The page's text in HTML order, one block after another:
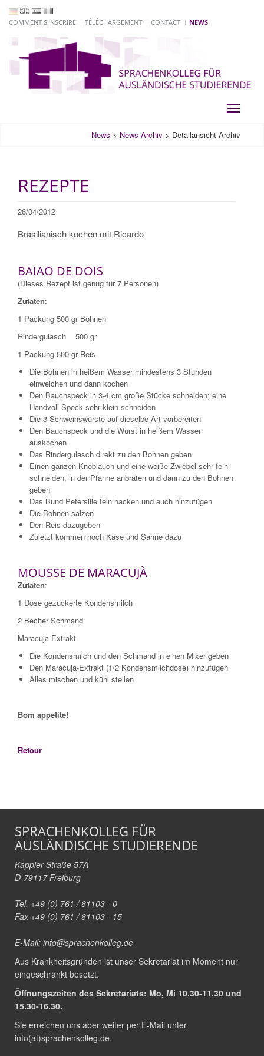
COMMENT S'INSCRIRE TÉLÉCHARGEMENT CONTACT NEWS
Toggle
News > News-Archiv > Detailansicht-Archiv
REZEPTE
26/04/2012
Brasilianisch kochen mit Ricardo
BAIAO DE DOIS
(Dieses Rezept ist genug für 7 Personen)
Zutaten:
1 Packung 500 gr Bohnen
Rindergulasch 500 gr
1 Packung 500 gr Reis
Die Bohnen in heißem Wasser mindestens 3 Stunden
einweichen und dann kochen
Den Bauchspeck in 3-4 cm große Stücke schneiden; eine
Handvoll Speck sehr klein schneiden
Die 3 Schweinswürste auf dieselbe Art vorbereiten
Den Bauchspeck und die Wurst in heißem Wasser
auskochen
Das Rindergulasch direkt zu den Bohnen geben
Einen ganzen Knoblauch und eine weiße Zwiebel sehr fein
schneiden, in der Pfanne anbraten und dann zu den Bohnen
geben
Das Bund Petersilie fein hacken und auch hinzufügen
Die Bohnen salzen
Den Reis dazugeben
Zuletzt kommen noch Käse und Sahne dazu
MOUSSE DE MARACUJÀ
Zutaten:
1 Dose gezuckerte Kondensmilch
2 Becher Schmand
Maracuja-Extrakt
Die Kondensmilch und den Schmand in einen Mixer geben
Den Maracuja-Extrakt (1/2 Kondensmilchdose) hinzufügen
Alles mischen und kühl stellen
Bom appetite!
Retour
SPRACHENKOLLEG FÜR
AUSLÄNDISCHE STUDIERENDE
Kappler Straße 57A
D-79117 Freiburg
Tel. +49 (0) 761 / 61103 - 0
Fax +49 (0) 761 / 61103 - 15
E-Mail: info@sprachenkolleg.de
Aus Krankheitsgründen ist unser Sekretariat im Moment nur
eingeschränkt besetzt.
Öffnungszeiten des Sekretariats: Mo, Mi 10.30-11.30 und
15.30-16.30.
Sie erreichen uns aber weiter per E-Mail unter
info(at)sprachenkolleg.de.